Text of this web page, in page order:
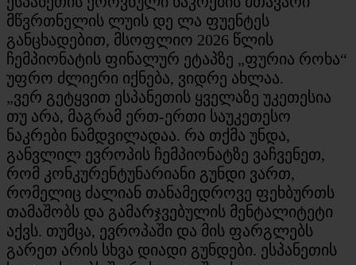
მწვრთნელის ლუის დე ლა ფუენტეს
განცხადებით, მსოფლიო 2026 წლის
ჩემპიონატის ფინალურ ეტაპზე „ფურია როხა“
უფრო ძლიერი იქნება, ვიდრე ახლაა.
„ვერ გეტყვით ესპანეთის ყველაზე უკეთესია
თუ არა, მაგრამ ერთ-ერთი საუკეთესო
ნაკრები ნამდვილადაა. რა თქმა უნდა,
განვლილ ევროპის ჩემპიონატზე ვაჩვენეთ,
რომ კონკურენტუნარიანი გუნდი ვართ,
რომელიც ძალიან თანამედროვე ფეხბურთს
თამაშობს და გამარჯვებულის მენტალიტეტი
აქვს. თუმცა, ევროპაში და მის ფარგლებს
გარეთ არის სხვა დიადი გუნდები. ესპანეთის